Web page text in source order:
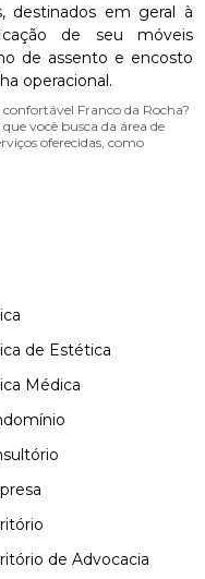
destinados em geral à
de seu móveis
de assento e encosto
operacional.
Franco da Rocha?
você busca da área de
oferecidas, como
de Estética
Médica
de Advocacia